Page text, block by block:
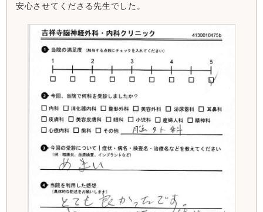
安心させてくださる先生でした。